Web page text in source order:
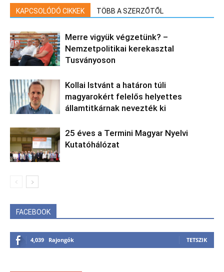
KAPCSOLÓDÓ CIKKEK TÖBB A SZERZŐTŐL
Merre vigyük végzetünk? –
Nemzetpolitikai kerekasztal
Tusványoson
Kollai Istvánt a határon túli
magyarokért felelős helyettes
államtitkárnak nevezték ki
25 éves a Termini Magyar Nyelvi
Kutatóhálózat
FACEBOOK
4,039 Rajongók TETSZIK